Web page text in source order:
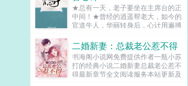
使劲捧！剧组房车里，奶娃老爸霸道
抵着她，这剧本谁让你接的？吻戏一
律删。众粉丝抗议，一个吻戏都没
有，合理吗？...
★总有一天，老子要坐在主席台的正
中间！★曾经的逍遥帮老大，如今的
官道牛人，华丽转身后，心计用遍搏
流氓装B无耻恐吓骗艳暧昧借刀杀人
道貌岸然行贿受贿笑里藏刀浑水摸鱼
装神弄鬼扮猪吃虎广收小弟沽名钓誉
无毒不丈夫官商勾结，一切尽在官心
计！本文并非严肃性官场文，力求轻
二婚新妻：总裁老公惹不得
书海阁小说网免费提供作者一瓶小苏
打的经典小说二婚新妻总裁老公惹不
得最新章节全文阅读服务本站更新及